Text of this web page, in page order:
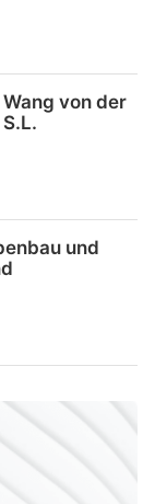
von der
und